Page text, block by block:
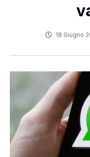
18 Giugno